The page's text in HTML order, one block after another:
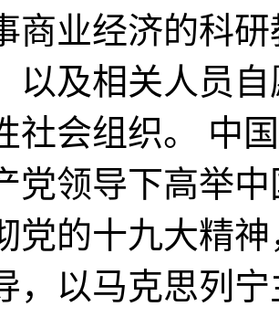
商业经济的科
以及相关人员
社会组织。 中
党领导下高举
党的十九大精
，以马克思列